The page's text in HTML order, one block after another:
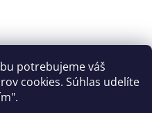
potrebujeme váš
cookies. Súhlas udelíte